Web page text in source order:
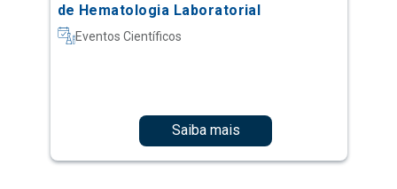
de Hematologia Laboratorial
Eventos Científicos
Saiba mais